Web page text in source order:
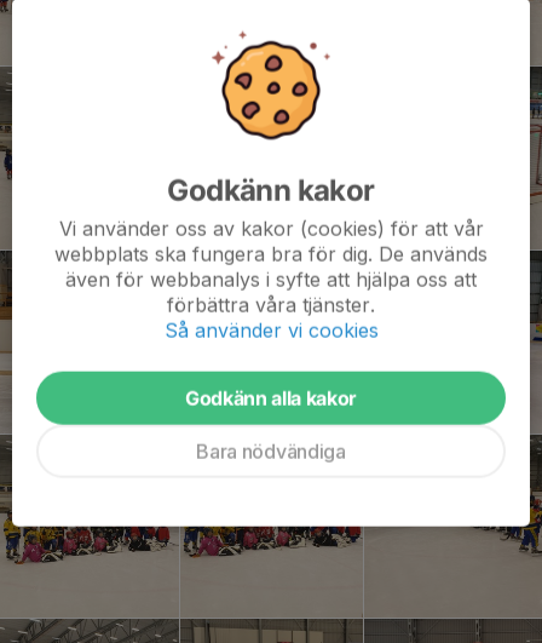
Godkänn kakor
Vi använder oss av kakor (cookies) för att vår
webbplats ska fungera bra för dig. De används
även för webbanalys i syfte att hjälpa oss att
förbättra våra tjänster.
Så använder vi cookies
Godkänn alla kakor
Bara nödvändiga